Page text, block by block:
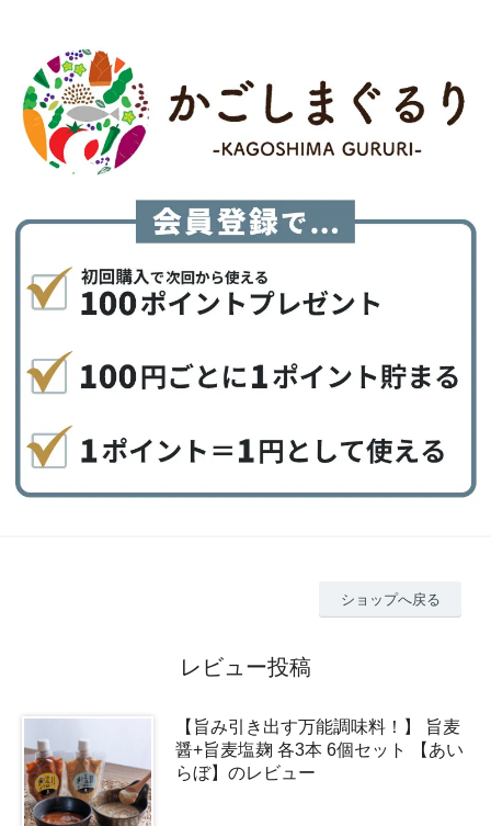
ショップへ戻る
レビュー投稿
【旨み引き出す万能調味料！】 旨麦
醤+旨麦塩麹 各3本 6個セット 【あい
らぼ】のレビュー